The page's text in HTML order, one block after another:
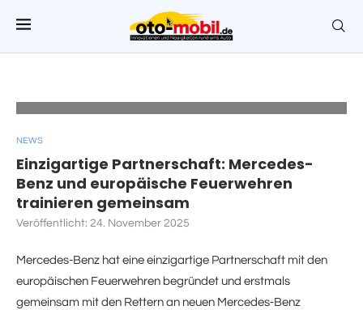
(Vereinigung zur Förderung des Deutschen Brandschutzes)
entwickelt worden und intensiviert den Austausch mit
Expertinnen und Experten der Feuerwehren. Indem die
NEWS
Einzigartige Partnerschaft: Mercedes-
Benz und europäische Feuerwehren
trainieren gemeinsam
Veröffentlicht: 24. November 2025
Mercedes-Benz hat eine einzigartige Partnerschaft mit den
europäischen Feuerwehren begründet und erstmals
gemeinsam mit den Rettern an neuen Mercedes‑Benz